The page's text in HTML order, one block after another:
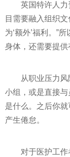
英国特许人力
目需要融入组织
为‘额外’福利。”
身体，还需要提供
从职业压力
小组，或是直接
是什么。之后你
产生倦怠。
对于医护工